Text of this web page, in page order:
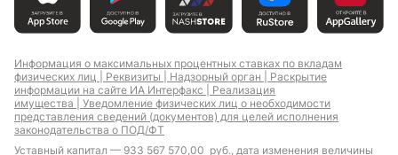
Информация о максимальных процентных ставках по вкладам
физических лиц | Реквизиты | Надзорный орган | Раскрытие
информации на сайте ИА Интерфакс | Реализация
имущества | Уведомление физических лиц о необходимости
представления сведений (документов) для целей исполнения
законодательства о ПОД/ФТ
Уставный капитал — 933 567 570,00 руб., дата изменения величины